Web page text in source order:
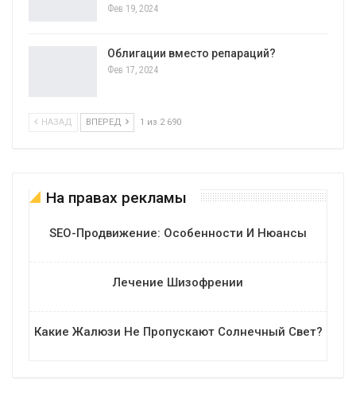
Фев 19, 2024
Облигации вместо репараций?
Фев 17, 2024
НАЗАД ВПЕРЕД 1 из 2 690
На правах рекламы
SEO-Продвижение: Особенности И Нюансы
Лечение Шизофрении
Какие Жалюзи Не Пропускают Солнечный Свет?